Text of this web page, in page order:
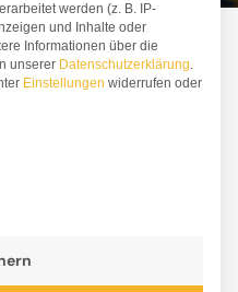
werden (z. B. IP-
und Inhalte oder
Informationen über die
unserer Datenschutzerklärung.
Einstellungen widerrufen oder
Gruppen, für die